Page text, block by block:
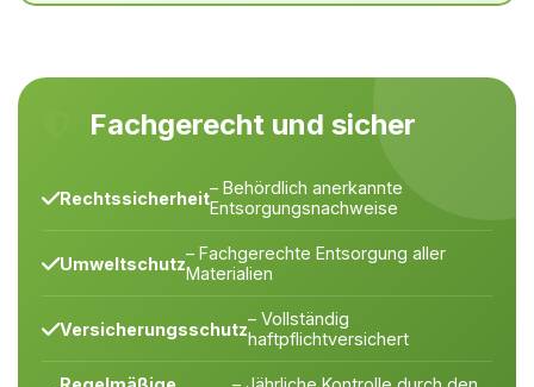
Fachgerecht und sicher
Rechtssicherheit– Behördlich anerkannte
Entsorgungsnachweise
Umweltschutz– Fachgerechte Entsorgung aller
Materialien
Versicherungsschutz– Vollständig
haftpflichtversichert